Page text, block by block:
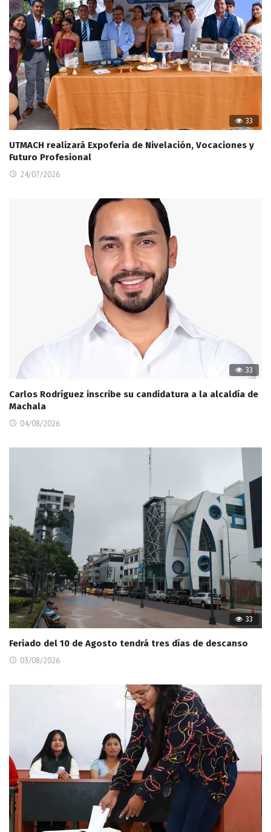
33
UTMACH realizará Expoferia de Nivelación, Vocaciones y
Futuro Profesional
24/07/2026
33
Carlos Rodríguez inscribe su candidatura a la alcaldía de
Machala
04/08/2026
33
Feriado del 10 de Agosto tendrá tres días de descanso
03/08/2026